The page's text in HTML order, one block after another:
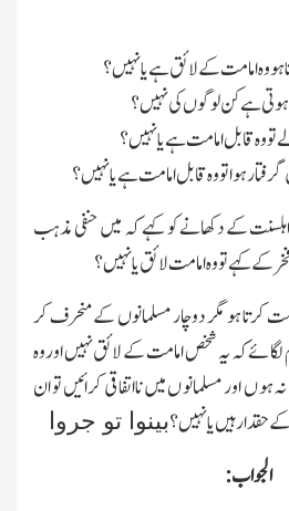
اہلسنت کے دکھانے کو کہے کہ میں حنفی مذہب
کے کہے تو وہ امامت لائق یا نہیں؟
کرتا ہو مگر دوچار مسلمانوں کے منحرف کر
کہ یہ شخص اما مت کے لائق نہیں اوروہ
اور مسلمانو ں میں نااتفاقی کرائیں تو ان
حقدار ہیں یا نہیں؟بینوا تو جروا
الجواب: